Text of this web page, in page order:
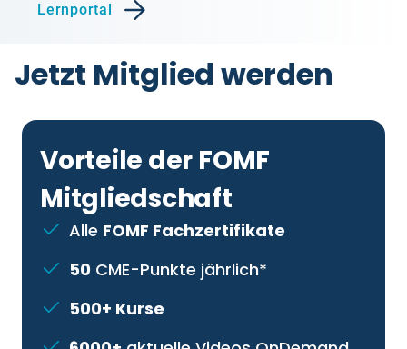
Lernportal
Jetzt Mitglied werden
Vorteile der FOMF
Mitgliedschaft
Alle FOMF Fachzertifikate
50 CME-Punkte jährlich*
500+ Kurse